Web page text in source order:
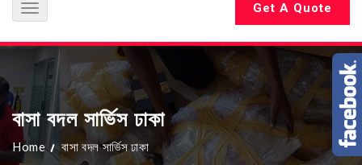
Toggle
navigation
Get A Quote
বাসা বদল সার্ভিস ঢাকা
Home বাসা বদল সার্ভিস ঢাকা